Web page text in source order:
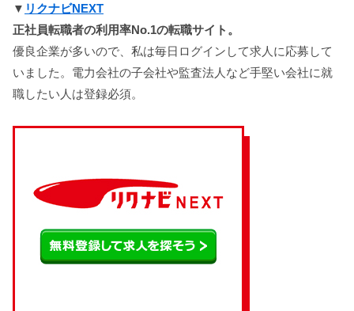
▼ リクナビNEXT
正社員転職者の利用率No.1の転職サイト。
優良企業が多いので、私は毎日ログインして求人に応募して
いました。電力会社の子会社や監査法人など手堅い会社に就
職したい人は登録必須。